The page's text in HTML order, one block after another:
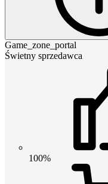
Game_zone_portal
Świetny sprzedawca
100%